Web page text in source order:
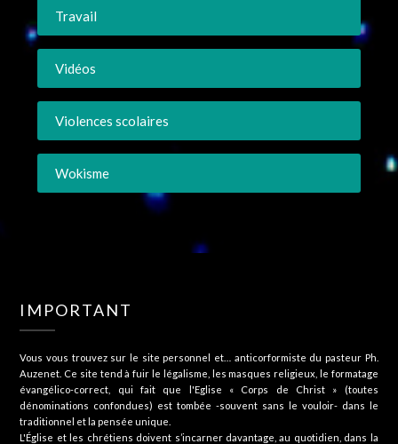
Travail
Vidéos
Violences scolaires
Wokisme
IMPORTANT
Vous vous trouvez sur le site personnel et… anticorformiste du pasteur Ph.
Auzenet. Ce site tend à fuir le légalisme, les masques religieux, le formatage
évangélico-correct, qui fait que l'Eglise « Corps de Christ » (toutes
dénominations confondues) est tombée -souvent sans le vouloir- dans le
traditionnel et la pensée unique.
L'Église et les chrétiens doivent s’incarner davantage, au quotidien, dans la